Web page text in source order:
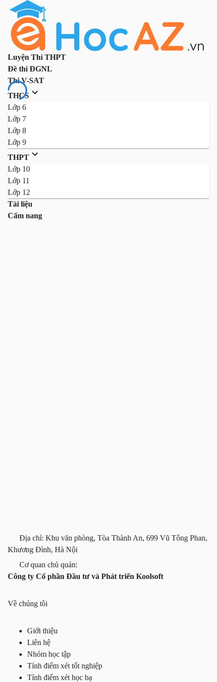
Luyện Thi THPT
Đề thi ĐGNL
Thi V-SAT
THCS
Lớp 6
Lớp 7
Lớp 8
Lớp 9
THPT
Lớp 10
Lớp 11
Lớp 12
Tài liệu
Cẩm nang
Địa chỉ: Khu văn phòng, Tòa Thành An, 699 Vũ Tông Phan,
Khương Đình, Hà Nội
Cơ quan chủ quản:
Công ty Cổ phần Đầu tư và Phát triển Koolsoft
Về chúng tôi
Giới thiệu
Liên hệ
Nhóm học tập
Tính điểm xét tốt nghiệp
Tính điểm xét học bạ